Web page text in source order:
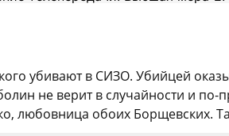
убивают в СИЗО. Убийцей
не верит в случайности и
любовница обоих Борщевских.